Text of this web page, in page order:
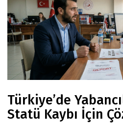
Türkiye’de
Statü Kaybı İçin